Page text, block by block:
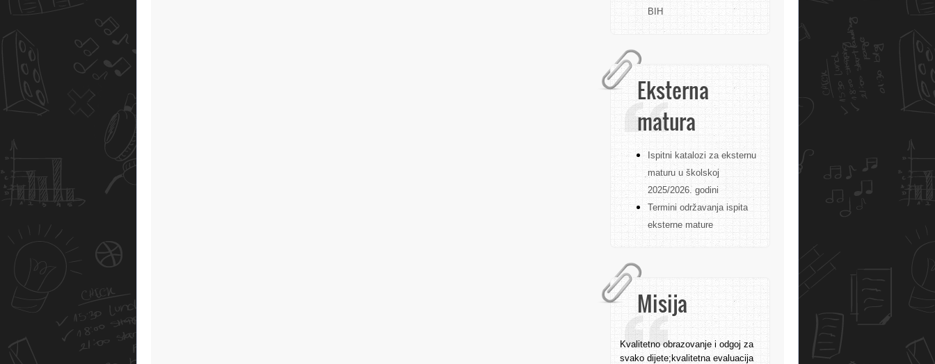
BIH
Eksterna
matura
Ispitni katalozi za eksternu
maturu u školskoj
2025/2026. godini
Termini održavanja ispita
eksterne mature
Misija
Kvalitetno obrazovanje i odgoj za
svako dijete;kvalitetna evaluacija